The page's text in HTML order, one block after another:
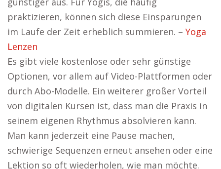
praktizieren, können sich diese Einsparungen
im Laufe der Zeit erheblich summieren. – Yoga
Lenzen
Es gibt viele kostenlose oder sehr günstige
Optionen, vor allem auf Video-Plattformen oder
durch Abo-Modelle. Ein weiterer großer Vorteil
von digitalen Kursen ist, dass man die Praxis in
seinem eigenen Rhythmus absolvieren kann.
Man kann jederzeit eine Pause machen,
schwierige Sequenzen erneut ansehen oder eine
Lektion so oft wiederholen, wie man möchte.